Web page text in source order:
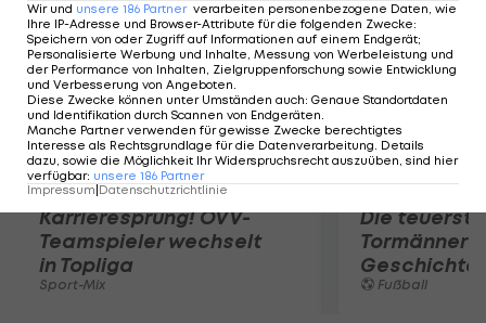
Karrieresprung! ÖVV-
Teamspieler wechselt
in Topliga
Sport-Mix
Die
Tormänner
Geschichte
Fußball
Wir und unsere 186 Partner verarbeiten personenbezogene Daten, wie
Ihre IP-Adresse und Browser-Attribute für die folgenden Zwecke:
Speichern von oder Zugriff auf Informationen auf einem Endgerät;
Personalisierte Werbung und Inhalte, Messung von Werbeleistung und
der Performance von Inhalten, Zielgruppenforschung sowie Entwicklung
und Verbesserung von Angeboten.
Diese Zwecke können unter Umständen auch: Genaue Standortdaten
und Identifikation durch Scannen von Endgeräten.
Manche Partner verwenden für gewisse Zwecke berechtigtes
Interesse als Rechtsgrundlage für die Datenverarbeitung. Details
dazu, sowie die Möglichkeit Ihr Widerspruchsrecht auszuüben, sind hier
verfügbar: unsere 186 Partner
Impressum Datenschutzrichtlinie